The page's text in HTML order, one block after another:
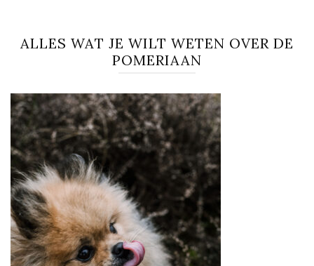
ALLES WAT JE WILT WETEN OVER DE
POMERIAAN